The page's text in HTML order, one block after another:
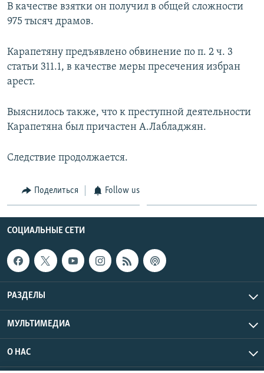
В качестве взятки он получил в общей сложности
975 тысяч драмов.
Карапетяну предъявлено обвинение по п. 2 ч. 3
статьи 311.1, в качестве меры пресечения избран
арест.
Выяснилось также, что к преступной деятельности
Карапетяна был причастен А.Лабладжян.
Следствие продолжается.
Поделиться Follow us
СОЦИАЛЬНЫЕ СЕТИ
РАЗДЕЛЫ
МУЛЬТИМЕДИА
О НАС